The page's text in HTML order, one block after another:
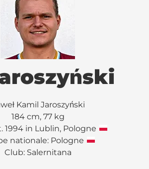
Kamil Jaroszyński
184 cm, 77 kg
1994 in Lublin, Pologne
nationale: Pologne
Club: Salernitana